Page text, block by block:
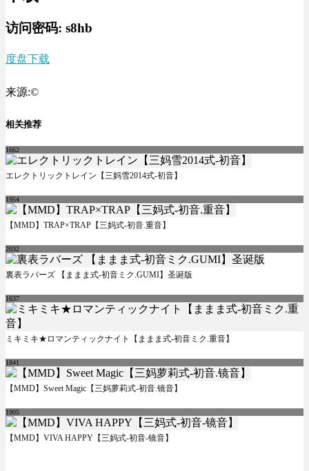
访问密码: s8hb
度盘下载
来源:©
相关推荐
1662
エレクトリックトレイン【三妈雪2014式-初音】
1954
【MMD】TRAP×TRAP【三妈式-初音.重音】
2032
裏表ラバーズ 【ままま式-初音ミク.GUMI】圣诞版
1637
ミキミキ★ロマンティックナイト【ままま式-初音ミク.重音】
1841
【MMD】Sweet Magic【三妈萝莉式-初音.镜音】
1905
【MMD】VIVA HAPPY【三妈式-初音-镜音】